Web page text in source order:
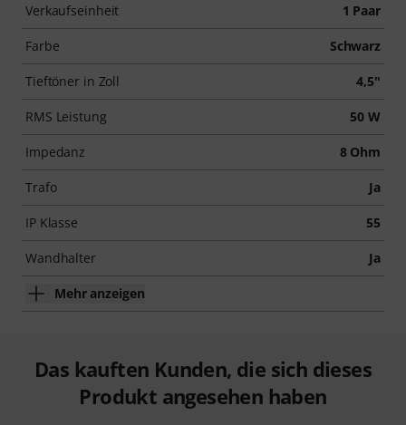
Verkaufseinheit 1 Paar
Farbe Schwarz
Tieftöner in Zoll 4,5"
RMS Leistung 50 W
Impedanz 8 Ohm
Trafo Ja
IP Klasse 55
Wandhalter Ja
Mehr anzeigen
Das kauften Kunden, die sich dieses
Produkt angesehen haben